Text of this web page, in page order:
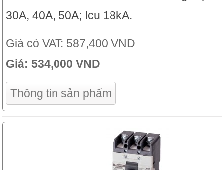
30A, 40A, 50A; Icu 18kA.
Giá có VAT: 587,400 VND
Giá: 534,000 VND
Thông tin sản phẩm